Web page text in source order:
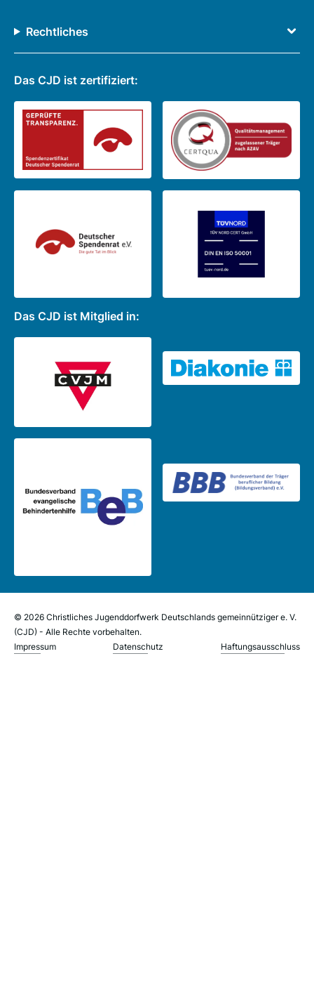
Rechtliches
Das CJD ist zertifiziert:
Das CJD ist Mitglied in:
© 2026 Christliches Jugenddorfwerk Deutschlands gemeinnütziger e. V.
(CJD) - Alle Rechte vorbehalten.
Impressum
Datenschutz Haftungsausschluss